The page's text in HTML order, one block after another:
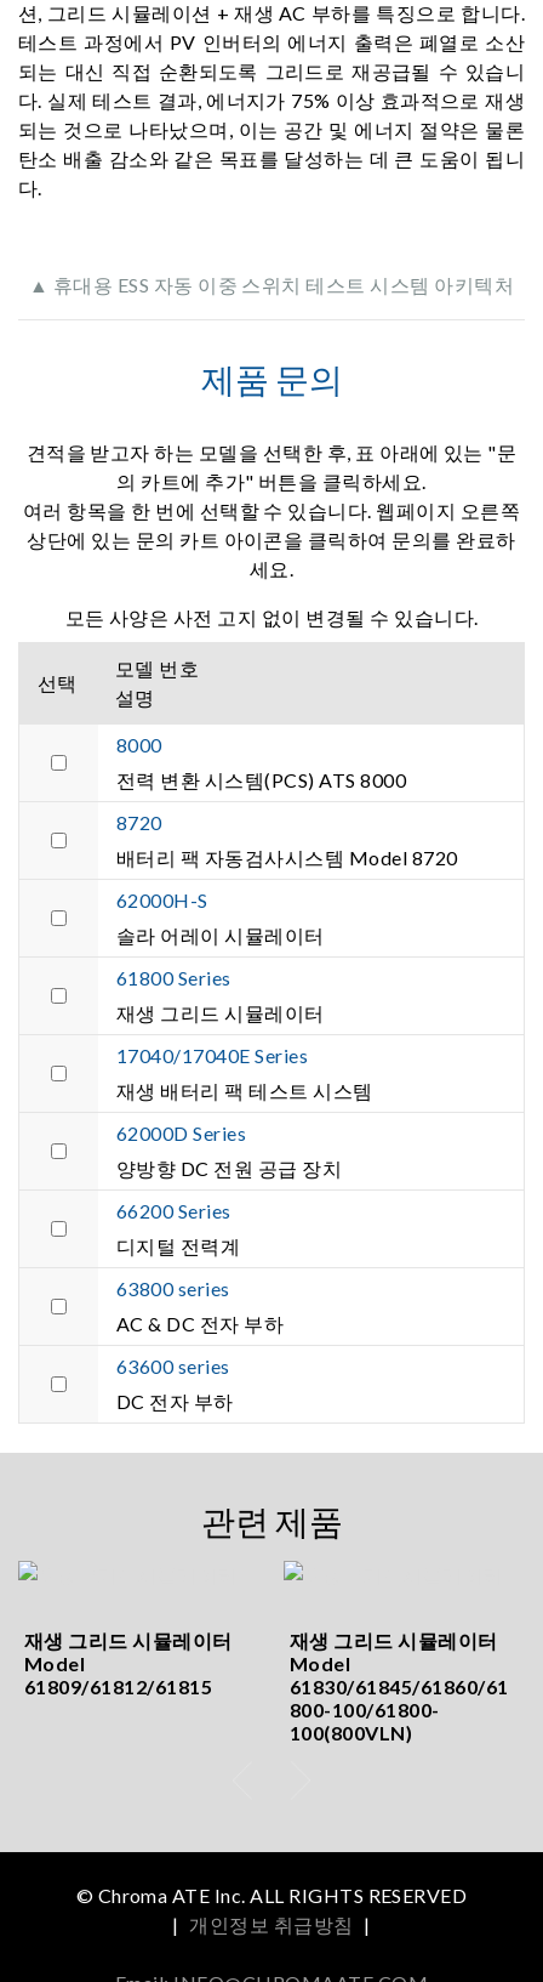
션, 그리드 시뮬레이션 + 재생 AC 부하를 특징으로 합니다.
테스트 과정에서 PV 인버터의 에너지 출력은 폐열로 소산
되는 대신 직접 순환되도록 그리드로 재공급될 수 있습니
다. 실제 테스트 결과, 에너지가 75% 이상 효과적으로 재생
되는 것으로 나타났으며, 이는 공간 및 에너지 절약은 물론
탄소 배출 감소와 같은 목표를 달성하는 데 큰 도움이 됩니
다.
▲ 휴대용 ESS 자동 이중 스위치 테스트 시스템 아키텍처
제품 문의
견적을 받고자 하는 모델을 선택한 후, 표 아래에 있는 "문
의 카트에 추가" 버튼을 클릭하세요.
여러 항목을 한 번에 선택할 수 있습니다. 웹페이지 오른쪽
상단에 있는 문의 카트 아이콘을 클릭하여 문의를 완료하
세요.
모든 사양은 사전 고지 없이 변경될 수 있습니다.
선택
모델 번호
설명
8000
전력 변환 시스템(PCS) ATS 8000
8720
배터리 팩 자동검사시스템 Model 8720
62000H-S
솔라 어레이 시뮬레이터
61800 Series
재생 그리드 시뮬레이터
17040/17040E Series
재생 배터리 팩 테스트 시스템
62000D Series
양방향 DC 전원 공급 장치
66200 Series
디지털 전력계
63800 series
AC & DC 전자 부하
63600 series
DC 전자 부하
관련 제품
재생 그리드 시뮬레이터
Model
61809/61812/61815
재생 그리드 시뮬레이터
Model
61830/61845/61860/61
800-100/61800-
100(800VLN)
© Chroma ATE Inc. ALL RIGHTS RESERVED
| 개인정보 취급방침 |